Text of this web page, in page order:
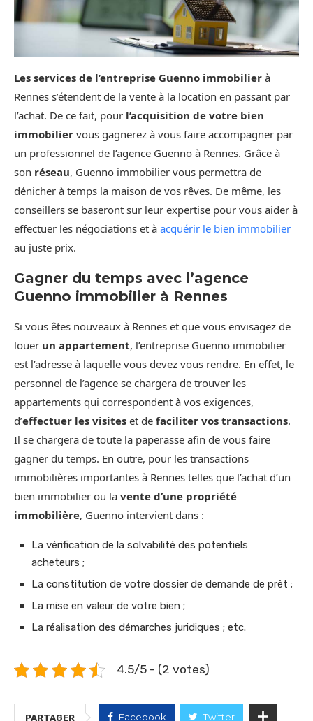
Les services de l’entreprise Guenno immobilier à
Rennes s’étendent de la vente à la location en passant par
l’achat. De ce fait, pour l’acquisition de votre bien
immobilier vous gagnerez à vous faire accompagner par
un professionnel de l’agence Guenno à Rennes. Grâce à
son réseau, Guenno immobilier vous permettra de
dénicher à temps la maison de vos rêves. De même, les
conseillers se baseront sur leur expertise pour vous aider à
effectuer les négociations et à acquérir le bien immobilier
au juste prix.
Gagner du temps avec l’agence
Guenno immobilier à Rennes
Si vous êtes nouveaux à Rennes et que vous envisagez de
louer un appartement, l’entreprise Guenno immobilier
est l’adresse à laquelle vous devez vous rendre. En effet, le
personnel de l’agence se chargera de trouver les
appartements qui correspondent à vos exigences,
d’effectuer les visites et de faciliter vos transactions.
Il se chargera de toute la paperasse afin de vous faire
gagner du temps. En outre, pour les transactions
immobilières importantes à Rennes telles que l’achat d’un
bien immobilier ou la vente d’une propriété
immobilière, Guenno intervient dans :
La vérification de la solvabilité des potentiels
acheteurs ;
La constitution de votre dossier de demande de prêt ;
La mise en valeur de votre bien ;
La réalisation des démarches juridiques ; etc.
4.5/5 - (2 votes)
PARTAGER Facebook Twitter